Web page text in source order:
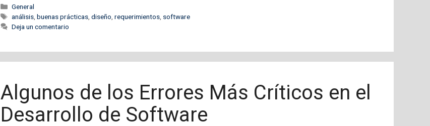
Categorías
General
Etiquetas
análisis, buenas prácticas, diseño requerimientos, software
Deja un comentario
Algunos de los Errores Más Críticos en el
Desarrollo de Software